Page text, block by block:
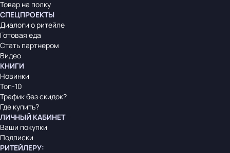
Товар на полку
СПЕЦПРОЕКТЫ
Диалоги о ритейле
Готовая еда
Стать партнером
Видео
КНИГИ
Новинки
Топ-10
Трафик без скидок?
Где купить?
ЛИЧНЫЙ КАБИНЕТ
Ваши покупки
Подписки
РИТЕЙЛЕРУ: